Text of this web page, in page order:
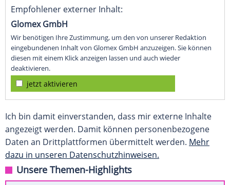
Empfohlener externer Inhalt:
Glomex GmbH
Wir benötigen Ihre Zustimmung, um den von unserer Redaktion
eingebundenen Inhalt von Glomex GmbH anzuzeigen. Sie können
diesen mit einem Klick anzeigen lassen und auch wieder
deaktivieren.
jetzt aktivieren
Ich bin damit einverstanden, dass mir externe Inhalte
angezeigt werden. Damit können personenbezogene
Daten an Drittplattformen übermittelt werden. Mehr
dazu in unseren Datenschutzhinweisen.
Unsere Themen-Highlights